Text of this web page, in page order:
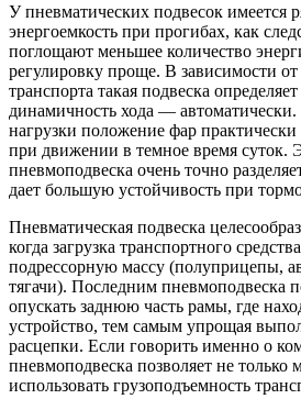
У пневматических подвесок
энергоемкость при прогибах, как
поглощают меньшее количество
регулировку проще. В зависимости
транспорта такая подвеска
динамичность хода —
нагрузки положение фар
при движении в темное время суток.
пневмоподвеска очень точно
дает большую устойчивость при
Пневматическая подвеска
когда загрузка транспортного
подрессорную массу (полуприцепы,
тягачи). Последним пневмоподвеска
опускать заднюю часть рамы, где
устройство, тем самым упрощая
расцепки. Если говорить именно о
пневмоподвеска позволяет не только
использовать грузоподъемность